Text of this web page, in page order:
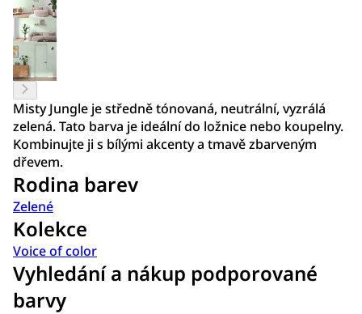
Misty Jungle je středně tónovaná, neutrální, vyzrálá
zelená. Tato barva je ideální do ložnice nebo koupelny.
Kombinujte ji s bílými akcenty a tmavě zbarveným
dřevem.
Rodina barev
Zelené
Kolekce
Voice of color
Vyhledání a nákup podporované
barvy